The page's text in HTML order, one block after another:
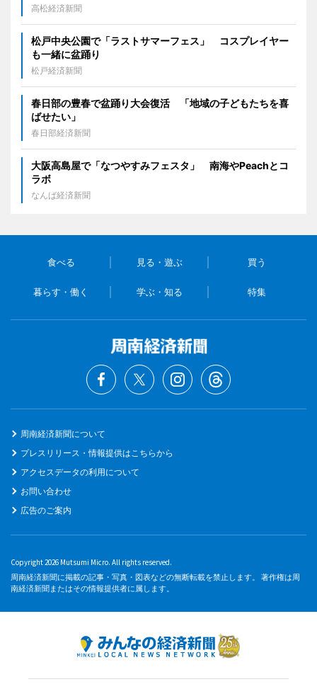
高松経済新聞
松戸中央公園で「ラストサマーフェス」 コスプレイヤー
も一緒に盆踊り
松戸経済新聞
春日部の豊春で盆踊り大会復活 「地域の子どもたちを喜
ばせたい」
春日部経済新聞
大阪高島屋で「なつやすみフェスタ」 南海やPeachとコ
ラボ
なんば経済新聞
食べる 見る・遊ぶ 買う
暮らす・働く 学ぶ・知る 特集
周南経済新聞について
プレスリリース・情報提供はこちらから
アクセスデータの利用について
お問い合わせ
広告のご案内
Copyright 2026 Mutsumi Micro. All rights reserved.
周南経済新聞に掲載の記事・写真・図表などの無断転載を禁止します。 著作権は周
南経済新聞またはその情報提供者に属します。